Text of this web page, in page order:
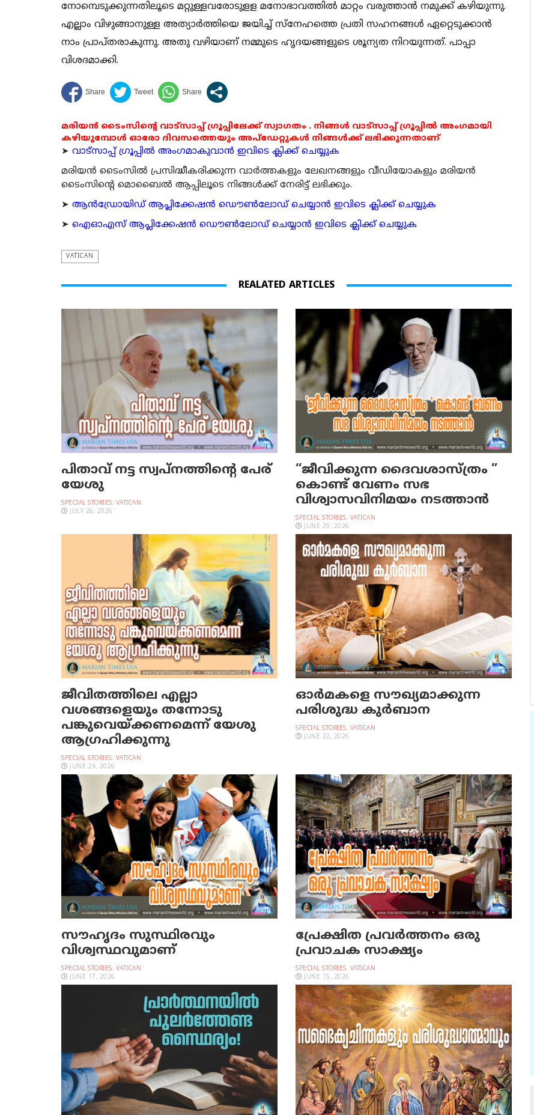
നോമ്പെടുക്കുന്നതിലൂടെ മറ്റുള്ളവരോടുളള മനോഭാവത്തില്‍ മാറ്റം വരുത്താന്‍ നമുക്ക് കഴിയുന്നു.
എല്ലാം വിഴുങ്ങാനുള്ള അത്യാര്‍ത്തിയെ ജയിച്ച് സ്‌നേഹത്തെ പ്രതി സഹനങ്ങള്‍ ഏറ്റെടുക്കാന്‍
നാം പ്രാപ്തരാകുന്നു. അതു വഴിയാണ് നമ്മുടെ ഹൃദയങ്ങളുടെ ശൂന്യത നിറയുന്നത്. പാപ്പാ
വിശദമാക്കി.
മരിയൻ ടൈംസിന്റെ വാട്സാപ്പ് ഗ്രൂപ്പിലേക്ക് സ്വാഗതം . നിങ്ങൾ വാട്സാപ്പ് ഗ്രൂപ്പിൽ അംഗമായി
കഴിയുമ്പോൾ ഓരോ ദിവസത്തെയും അപ്ഡേറ്റുകൾ നിങ്ങൾക്ക് ലഭിക്കുന്നതാണ്
➤ വാട്സാപ്പ് ഗ്രൂപ്പിൽ അംഗമാകുവാൻ ഇവിടെ ക്ലിക്ക് ചെയ്യുക
മരിയന്‍ ടൈംസില്‍ പ്രസിദ്ധീകരിക്കുന്ന വാര്‍ത്തകളും ലേഖനങ്ങളും വീഡിയോകളും മരിയന്‍
ടൈംസിന്റെ മൊബൈല്‍ ആപ്പിലൂടെ നിങ്ങള്‍ക്ക് നേരിട്ട് ലഭിക്കും.
➤ ആന്‍ഡ്രോയിഡ് ആപ്ലിക്കേഷന്‍ ഡൌണ്‍ലോഡ് ചെയ്യാന്‍ ഇവിടെ ക്ലിക്ക് ചെയ്യുക
➤ ഐഓഎസ് ആപ്ലിക്കേഷന്‍ ഡൌണ്‍ലോഡ് ചെയ്യാന്‍ ഇവിടെ ക്ലിക്ക് ചെയ്യുക
VATICAN
REALATED ARTICLES
പിതാവ് നട്ട സ്വപ്നത്തിന്റെ പേര്
യേശു
SPECIAL STORIES, VATICAN
JULY 26, 2026
“ജീവിക്കുന്ന ദൈവശാസ്ത്രം ”
കൊണ്ട് വേണം സഭ
വിശ്വാസവിനിമയം നടത്താൻ
SPECIAL STORIES, VATICAN
JUNE 29, 2026
ജീവിതത്തിലെ എല്ലാ
വശങ്ങളെയും തന്നോടു
പങ്കുവെയ്ക്കണമെന്ന് യേശു
ആഗ്രഹിക്കുന്നു
SPECIAL STORIES, VATICAN
JUNE 24, 2026
ഓര്‍മകളെ സൗഖ്യമാക്കുന്ന
പരിശുദ്ധ കുര്‍ബാന
SPECIAL STORIES, VATICAN
JUNE 22, 2026
സൗഹൃദം സുസ്ഥിരവും
വിശ്വസ്ഥവുമാണ്
SPECIAL STORIES, VATICAN
JUNE 17, 2026
പ്രേക്ഷിത പ്രവര്‍ത്തനം ഒരു
പ്രവാചക സാക്ഷ്യം
SPECIAL STORIES, VATICAN
JUNE 15, 2026